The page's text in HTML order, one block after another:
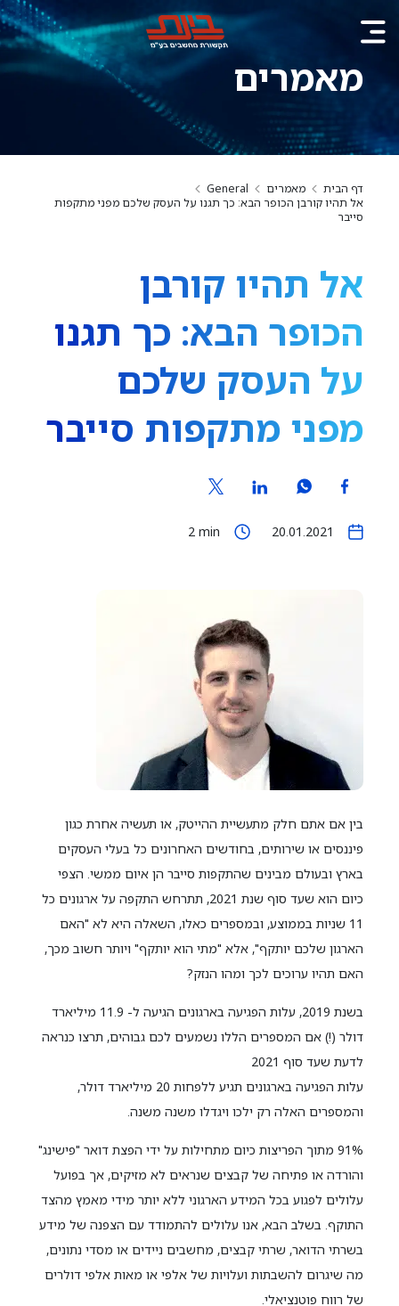
מאמרים
דף הבית מאמרים
General
אל תהיו קורבן הכופר הבא: כך תגנו על העסק שלכם מפני מתקפות
סייבר
אל תהיו קורבן
הכופר הבא: כך תגנו
על העסק שלכם
מפני מתקפות סייבר
20.01.2021
2 min
בין אם אתם חלק מתעשיית ההייטק, או תעשיה אחרת כגון
פיננסים או שירותים, בחודשים האחרונים כל בעלי העסקים
בארץ ובעולם מבינים שהתקפות סייבר הן איום ממשי. הצפי
כיום הוא שעד סוף שנת 2021, תתרחש התקפה על ארגונים כל
11 שניות בממוצע, ובמספרים כאלו, השאלה היא לא "האם
הארגון שלכם יותקף", אלא "מתי הוא יותקף" ויותר חשוב מכך,
האם תהיו ערוכים לכך ומהו הנזק?
בשנת 2019, עלות הפגיעה בארגונים הגיעה ל- 11.9 מיליארד
דולר (!) אם המספרים הללו נשמעים לכם גבוהים, תרצו כנראה
לדעת שעד סוף 2021
עלות הפגיעה בארגונים תגיע ללפחות 20 מיליארד דולר,
והמספרים האלה רק ילכו ויגדלו משנה משנה.
91% מתוך הפריצות כיום מתחילות על ידי הפצת דואר "פישינג"
והורדה או פתיחה של קבצים שנראים לא מזיקים, אך בפועל
עלולים לפגוע בכל המידע הארגוני ללא יותר מידי מאמץ מהצד
התוקף. בשלב הבא, אנו עלולים להתמודד עם הצפנה של מידע
בשרתי הדואר, שרתי קבצים, מחשבים ניידים או מסדי נתונים,
מה שיגרום להשבתות ועלויות של אלפי או מאות אלפי דולרים
של רווח פוטנציאלי.